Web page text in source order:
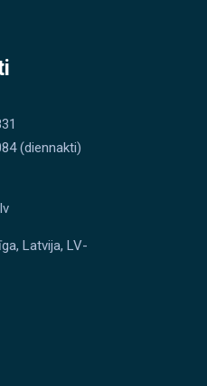
(diennakti)
Latvija, LV-